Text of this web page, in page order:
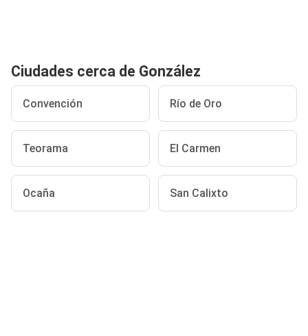
Ciudades cerca de González
Convención Río de Oro
Teorama El Carmen
Ocaña San Calixto